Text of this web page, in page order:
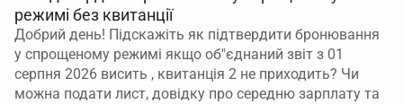
режимі без квитанції
Добрий день! Підскажіть як підтвердити бронювання
у спрощеному режимі якщо об"єднаний звіт з 01
серпня 2026 висить , квитанція 2 не приходить? Чи
можна подати лист, довідку про середню зарплату та